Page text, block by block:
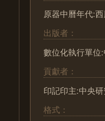
原器中曆年代:
出版者：
數位化執行單位
貢獻者：
印記印主:中央
格式：